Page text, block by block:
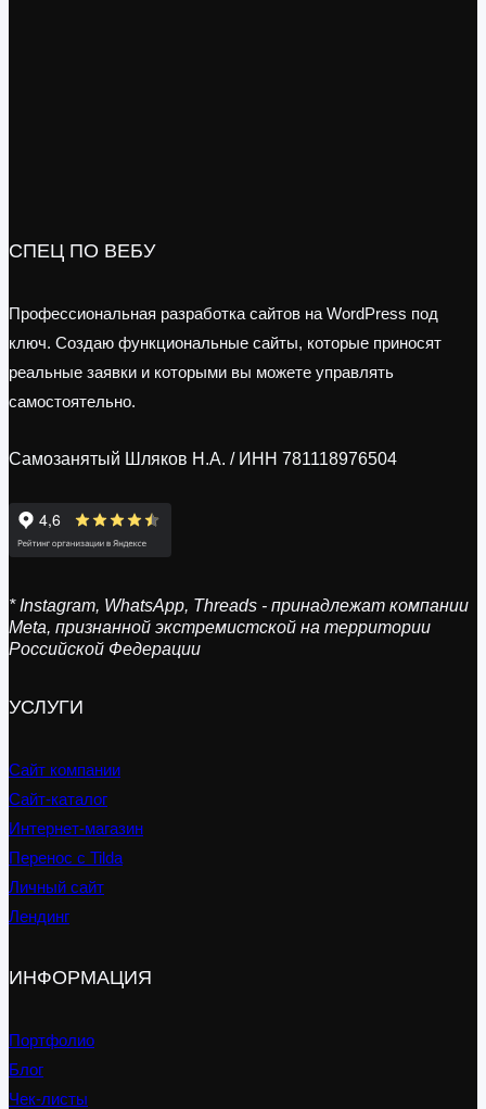
СПЕЦ ПО ВЕБУ
Профессиональная разработка сайтов на WordPress под
ключ. Создаю функциональные сайты, которые приносят
реальные заявки и которыми вы можете управлять
самостоятельно.
Самозанятый Шляков Н.А. / ИНН 781118976504
* Instagram, WhatsApp, Threads - принадлежат компании
Meta, признанной экстремистской на территории
Российской Федерации
УСЛУГИ
Сайт компании
Сайт-каталог
Интернет-магазин
Перенос с Tilda
Личный сайт
Лендинг
ИНФОРМАЦИЯ
Портфолио
Блог
Чек-листы